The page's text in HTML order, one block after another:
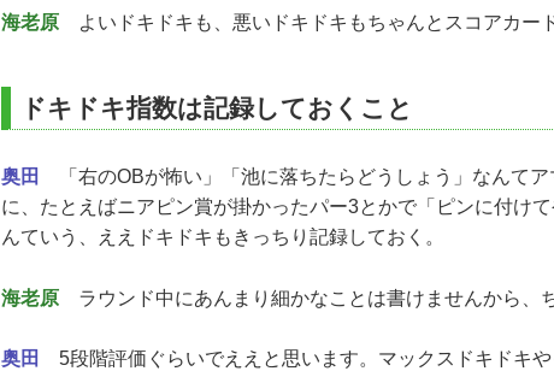
海老原 よいドキドキも、悪いドキドキもちゃんとスコアカー
ドキドキ指数は記録しておくこと
奥田
「右のOBが怖い」「池に落ちたらどうしょう」なんて
に、たとえばニアピン賞が掛かったパー3とかで「ピンに付け
んていう、ええドキドキもきっちり記録しておく。
海老原 ラウンド中にあんまり細かなことは書けませんから、
奥田
5段階評価ぐらいでええと思います。マックスドキドキ